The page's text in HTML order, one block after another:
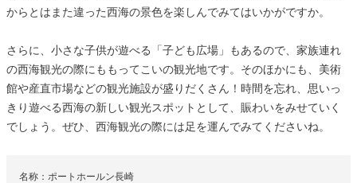
からとはまた違った西海の景色を楽しんでみてはいかがですか。
さらに、小さな子供が遊べる「子ども広場」もあるので、家族連れ
の西海観光の際にももってこいの観光地です。そのほかにも、美術
館や産直市場などの観光施設が盛りだくさん！時間を忘れ、思いっ
きり遊べる西海の新しい観光スポットとして、賑わいをみせていく
でしょう。ぜひ、西海観光の際には足を運んでみてくださいね。
名称：ポートホールン長崎